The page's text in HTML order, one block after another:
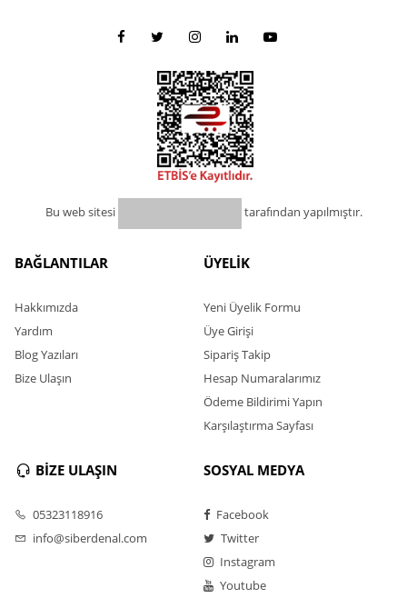
Bu web sitesi tarafından yapılmıştır.
BAĞLANTILAR
Hakkımızda
Yardım
Blog Yazıları
Bize Ulaşın
ÜYELİK
Yeni Üyelik Formu
Üye Girişi
Sipariş Takip
Hesap Numaralarımız
Ödeme Bildirimi Yapın
Karşılaştırma Sayfası
BİZE ULAŞIN
05323118916
info@siberdenal.com
SOSYAL MEDYA
Facebook
Twitter
Instagram
Youtube